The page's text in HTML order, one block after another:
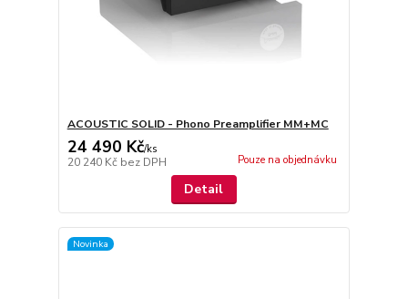
ACOUSTIC SOLID - Phono Preamplifier MM+MC
24 490 Kč/ks
20 240 Kč bez DPH Pouze na objednávku
Detail
Novinka